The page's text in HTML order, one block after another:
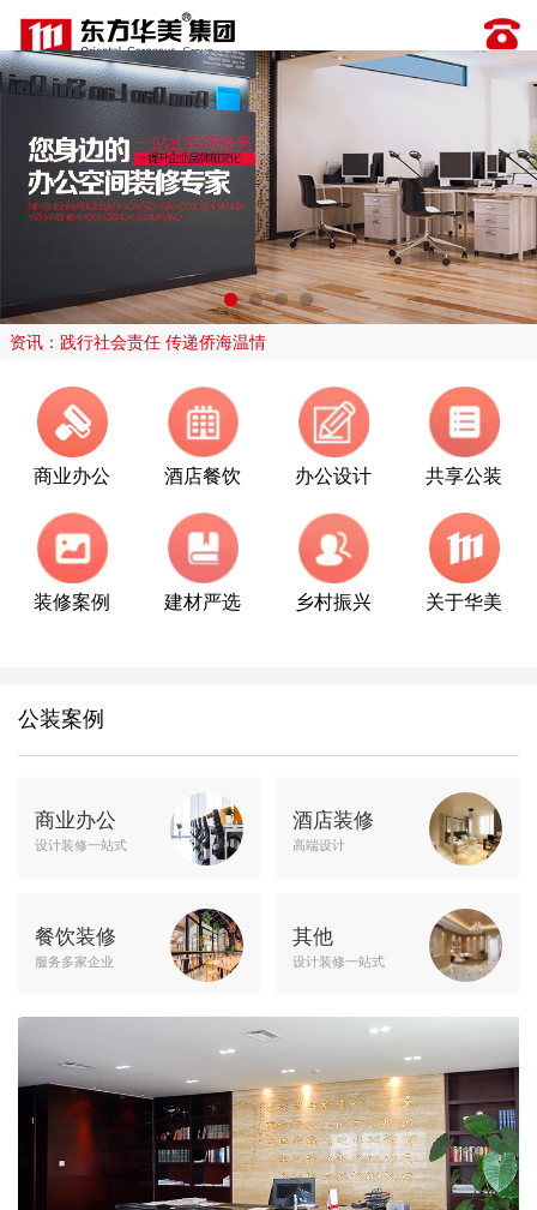
资讯：践行社会责任 传递侨海温情
商业办公 酒店餐饮 办公设计 共享公装
装修案例 建材严选 乡村振兴 关于华美
公装案例
商业办公
设计装修一站式
酒店装修
高端设计
餐饮装修
服务多家企业
其他
设计装修一站式